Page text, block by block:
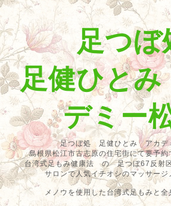
足つぼ
足健ひと
デミー
足つぼ処 足健ひとみ アカデ
島根県松江市古志原の住宅街にて要予約
台湾式足もみ健康法 の 足つぼ67反射
サロンで人気イチオシのマッサ
メノウを使用した台湾式足もみと